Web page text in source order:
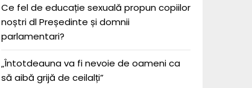
Ce fel de educație sexuală propun copiilor
noștri dl Președinte și domnii
parlamentari?
„Întotdeauna va fi nevoie de oameni ca
să aibă grijă de ceilalți”